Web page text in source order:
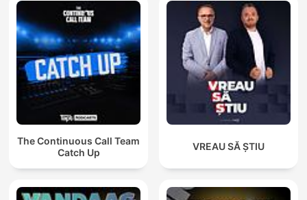
The Continuous Call Team
Catch Up
VREAU SĂ ȘTIU